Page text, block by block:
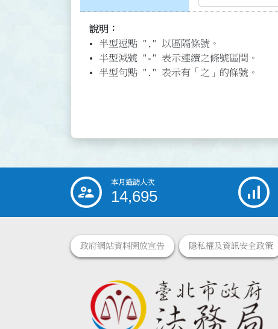
說明：
半型逗點 "," 以區隔條號。
半型減號 "-" 表示連續之條號區間。
半型句點 "." 表示有「之」的條號。
::: 本月造訪人次
14,695
政府網站資料開放宣告 隱私權及資訊安全政策